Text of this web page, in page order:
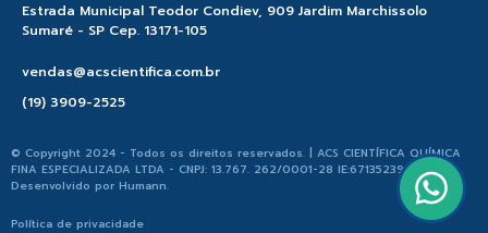
Estrada Municipal Teodor Condiev, 909 Jardim Marchissolo
Sumaré - SP Cep. 13171-105
vendas@acscientifica.com.br
(19) 3909-2525
© Copyright 2024 - Todos os direitos reservados. | ACS CIENTÍFICA QUÍMICA
FINA ESPECIALIZADA LTDA - CNPJ: 13.767. 262/0001-28 IE:671352396.176 |
Desenvolvido por Humann.
Política de privacidade